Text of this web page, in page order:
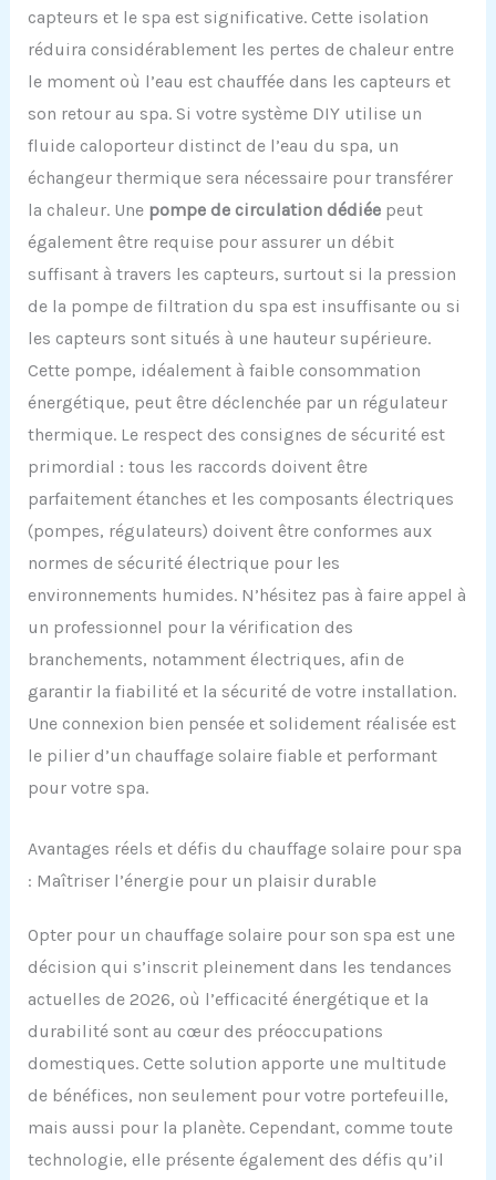
capteurs et le spa est significative. Cette isolation
réduira considérablement les pertes de chaleur entre
le moment où l’eau est chauffée dans les capteurs et
son retour au spa. Si votre système DIY utilise un
fluide caloporteur distinct de l’eau du spa, un
échangeur thermique sera nécessaire pour transférer
la chaleur. Une pompe de circulation dédiéepeut
également être requise pour assurer un débit
suffisant à travers les capteurs, surtout si la pression
de la pompe de filtration du spa est insuffisante ou si
les capteurs sont situés à une hauteur supérieure.
Cette pompe, idéalement à faible consommation
énergétique, peut être déclenchée par un régulateur
thermique. Le respect des consignes de sécurité est
primordial : tous les raccords doivent être
parfaitement étanches et les composants électriques
(pompes, régulateurs) doivent être conformes aux
normes de sécurité électrique pour les
environnements humides. N’hésitez pas à faire appel à
un professionnel pour la vérification des
branchements, notamment électriques, afin de
garantir la fiabilité et la sécurité de votre installation.
Une connexion bien pensée et solidement réalisée est
le pilier d’un chauffage solaire fiable et performant
pour votre spa.
Avantages réels et défis du chauffage solaire pour spa
: Maîtriser l’énergie pour un plaisir durable
Opter pour un chauffage solaire pour son spa est une
décision qui s’inscrit pleinement dans les tendances
actuelles de 2026, où l’efficacité énergétique et la
durabilité sont au cœur des préoccupations
domestiques. Cette solution apporte une multitude
de bénéfices, non seulement pour votre portefeuille,
mais aussi pour la planète. Cependant, comme toute
technologie, elle présente également des défis qu’il